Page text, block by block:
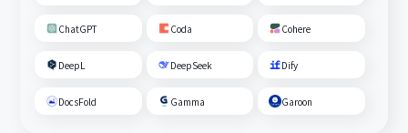
ChatGPT Coda Cohere
DeepL DeepSeek Dify
DocsFold Gamma Garoon